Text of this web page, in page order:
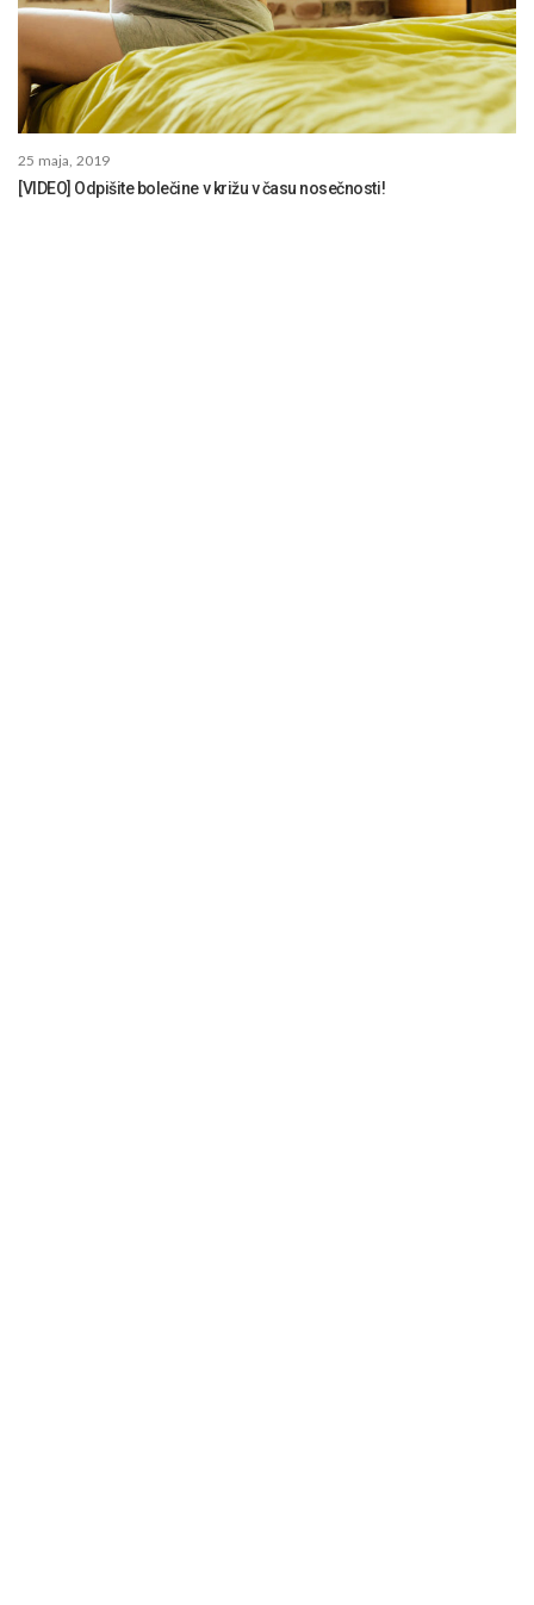
25 maja, 2019
[VIDEO] Odpišite bolečine v križu v času nosečnosti!